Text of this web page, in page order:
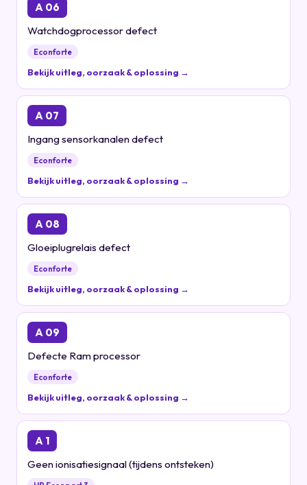
A 06
Watchdogprocessor defect
Econforte
Bekijk uitleg, oorzaak & oplossing →
A 07
Ingang sensorkanalen defect
Econforte
Bekijk uitleg, oorzaak & oplossing →
A 08
Gloeiplugrelais defect
Econforte
Bekijk uitleg, oorzaak & oplossing →
A 09
Defecte Ram processor
Econforte
Bekijk uitleg, oorzaak & oplossing →
A 1
Geen ionisatiesignaal (tijdens ontsteken)